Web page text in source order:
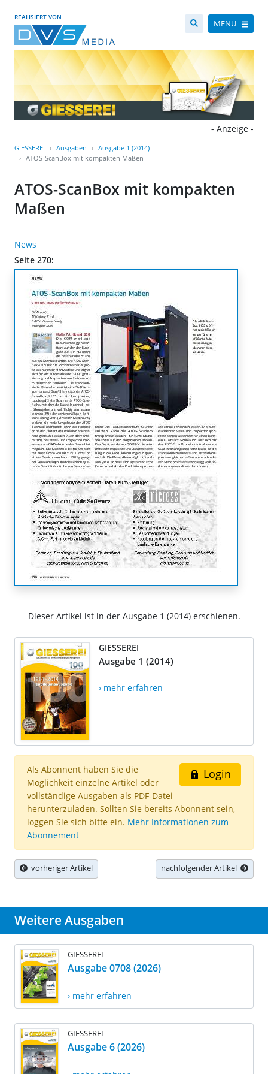
REALISIERT VON
MENÜ
- Anzeige -
GIESSEREI Ausgaben
Ausgabe 1 (2014)
ATOS-ScanBox mit kompakten Maßen
ATOS-ScanBox mit kompakten
Maßen
News
Seite 270:
Dieser Artikel ist in der Ausgabe 1 (2014) erschienen.
GIESSEREI
Ausgabe 1 (2014)
› mehr erfahren
Login
Als Abonnent haben Sie die
Möglichkeit einzelne Artikel oder
vollständige Ausgaben als PDF-Datei
herunterzuladen. Sollten Sie bereits Abonnent sein,
loggen Sie sich bitte ein. Mehr Informationen zum
Abonnement
vorheriger Artikel nachfolgender Artikel
Weitere Ausgaben
GIESSEREI
Ausgabe 0708 (2026)
› mehr erfahren
GIESSEREI
Ausgabe 6 (2026)